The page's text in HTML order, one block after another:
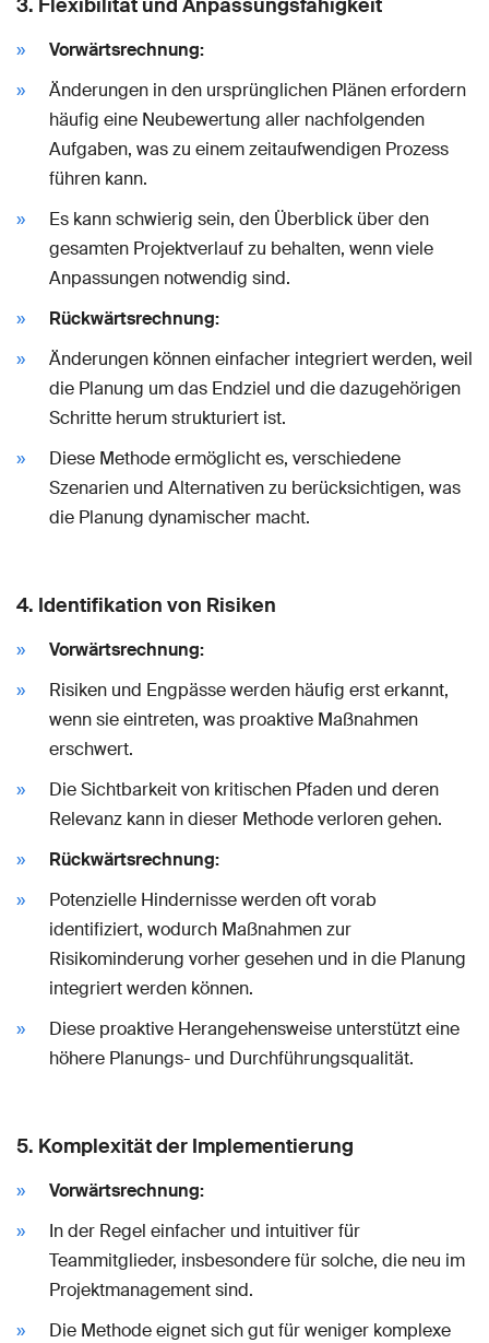
Vorwärtsrechnung:
Änderungen in den ursprünglichen Plänen erfordern
häufig eine Neubewertung aller nachfolgenden
Aufgaben, was zu einem zeitaufwendigen Prozess
führen kann.
Es kann schwierig sein, den Überblick über den
gesamten Projektverlauf zu behalten, wenn viele
Anpassungen notwendig sind.
Rückwärtsrechnung:
Änderungen können einfacher integriert werden, weil
die Planung um das Endziel und die dazugehörigen
Schritte herum strukturiert ist.
Diese Methode ermöglicht es, verschiedene
Szenarien und Alternativen zu berücksichtigen, was
die Planung dynamischer macht.
4. Identifikation von Risiken
Vorwärtsrechnung:
Risiken und Engpässe werden häufig erst erkannt,
wenn sie eintreten, was proaktive Maßnahmen
erschwert.
Die Sichtbarkeit von kritischen Pfaden und deren
Relevanz kann in dieser Methode verloren gehen.
Rückwärtsrechnung:
Potenzielle Hindernisse werden oft vorab
identifiziert, wodurch Maßnahmen zur
Risikominderung vorher gesehen und in die Planung
integriert werden können.
Diese proaktive Herangehensweise unterstützt eine
höhere Planungs- und Durchführungsqualität.
5. Komplexität der Implementierung
Vorwärtsrechnung:
In der Regel einfacher und intuitiver für
Teammitglieder, insbesondere für solche, die neu im
Projektmanagement sind.
Die Methode eignet sich gut für weniger komplexe